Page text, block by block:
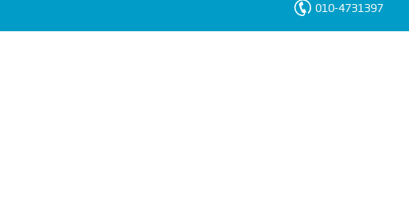
010-4731397
Personen